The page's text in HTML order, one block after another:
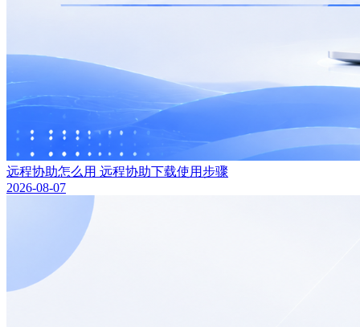
远程协助怎么用 远程协助下载使用步骤
2026-08-07